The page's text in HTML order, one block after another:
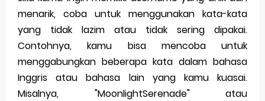
menarik, coba untuk menggunakan kata-kata
yang tidak lazim atau tidak sering dipakai.
Contohnya, kamu bisa mencoba untuk
menggabungkan beberapa kata dalam bahasa
Inggris atau bahasa lain yang kamu kuasai.
Misalnya, "MoonlightSerenade" atau